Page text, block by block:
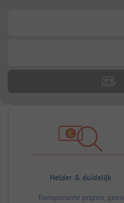
Helder & duidelijk
Transparante prijzen, geen